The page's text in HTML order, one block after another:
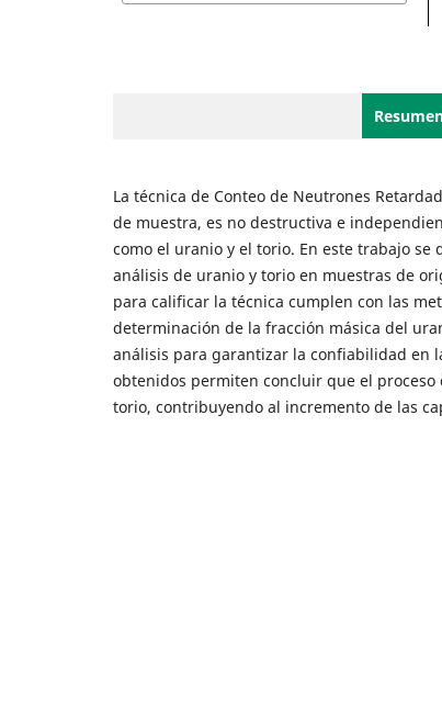
La técnica de Conteo de Neutrones
de muestra, es no destructiva e
como el uranio y el torio. En este trabajo se
análisis de uranio y torio en muestras de
para calificar la técnica cumplen con las
determinación de la fracción másica del
análisis para garantizar la confiabilidad en
obtenidos permiten concluir que el
torio, contribuyendo al incremento de las